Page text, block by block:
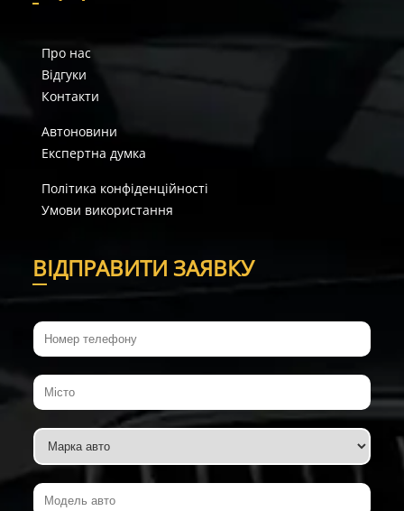
Про нас
Відгуки
Контакти
Автоновини
Експертна думка
Політика конфіденційності
Умови використання
ВІДПРАВИТИ ЗАЯВКУ